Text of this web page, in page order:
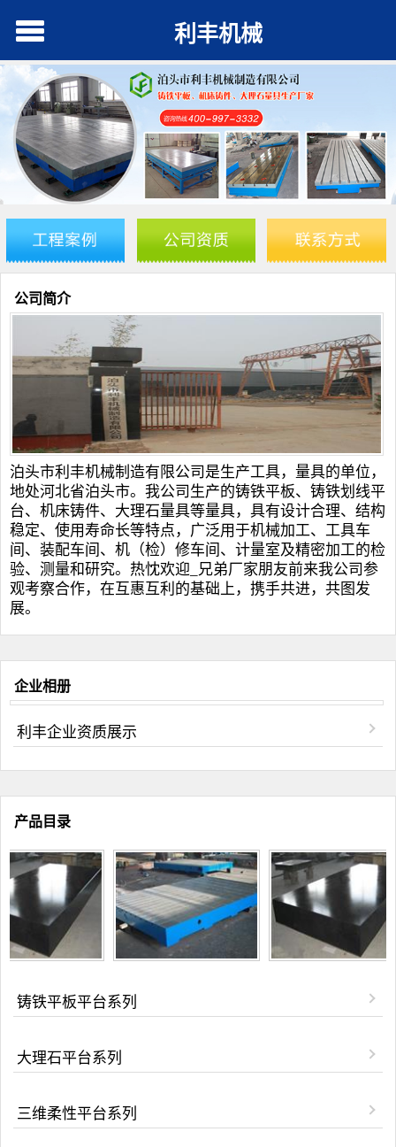
利丰机械
公司简介
泊头市利丰机械制造有限公司是生产工具，量具的单位，
地处河北省泊头市。我公司生产的铸铁平板、 铸铁划线平
台、 机床铸件、 大理石量具等量具，具有设计合理、结构
稳定、使用寿命长等特点，广泛用于机械加工、工具车
间、装配车间、机（检）修车间、计量室及精密加工的检
验、测量和研究。热忱欢迎_兄弟厂家朋友前来我公司参
观考察合作，在互惠互利的基础上，携手共进，共图发
展。
企业相册
利丰企业资质展示
产品目录
铸铁平板平台系列
大理石平台系列
三维柔性平台系列